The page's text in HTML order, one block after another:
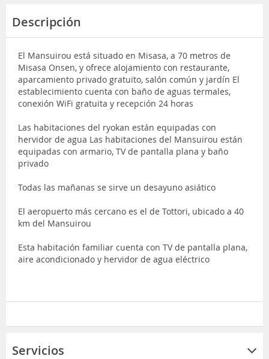
Descripción
El Mansuirou está situado en Misasa, a 70 metros de
Misasa Onsen, y ofrece alojamiento con restaurante,
aparcamiento privado gratuito, salón común y jardín El
establecimiento cuenta con baño de aguas termales,
conexión WiFi gratuita y recepción 24 horas
Las habitaciones del ryokan están equipadas con
hervidor de agua Las habitaciones del Mansuirou están
equipadas con armario, TV de pantalla plana y baño
privado
Todas las mañanas se sirve un desayuno asiático
El aeropuerto más cercano es el de Tottori, ubicado a 40
km del Mansuirou
Esta habitación familiar cuenta con TV de pantalla plana,
aire acondicionado y hervidor de agua eléctrico
Servicios